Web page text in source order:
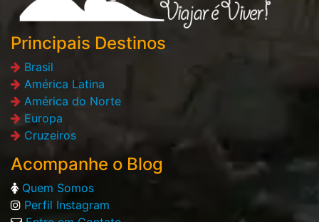
Principais Destinos
Brasil
América Latina
América do Norte
Europa
Cruzeiros
Acompanhe o Blog
Quem Somos
Perfil Instagram